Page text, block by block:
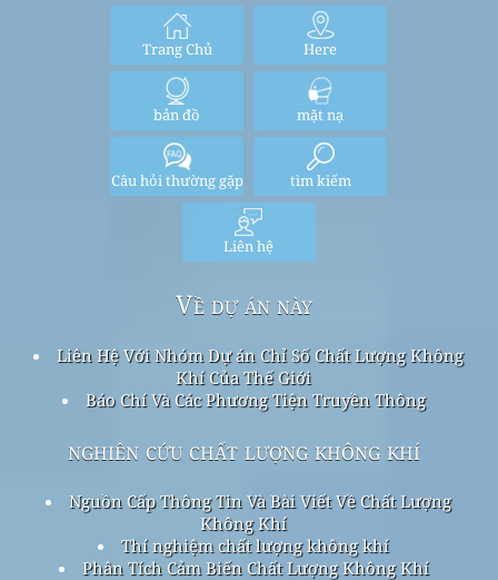
Trang Chủ Here
bản đồ mặt nạ
Câu hỏi thường gặp tìm kiếm
Liên hệ
Về dự án này
Liên Hệ Với Nhóm Dự án Chỉ Số Chất Lượng Không
Khí Của Thế Giới
Báo Chí Và Các Phương Tiện Truyền Thông
nghiên cứu chất lượng không khí
Nguồn Cấp Thông Tin Và Bài Viết Về Chất Lượng
Không Khí
Thí nghiệm chất lượng không khí
Phân Tích Cảm Biến Chất Lượng Không Khí